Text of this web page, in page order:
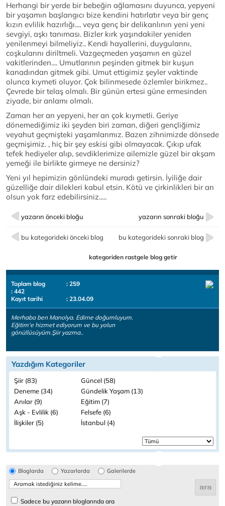
Herhangi bir yerde bir bebeğin ağlamasını duyunca, yepyeni
bir yaşamın başlangıcı bize kendini hatırlatır veya bir genç
kızın evlilik hazırlığı.... veya genç bir delikanlının yeni yeni
sevgiyi, aşkı tanıması. Bizler kırk yaşındakiler yeniden
yenilenmeyi bilmeliyiz.. Kendi hayallerini, duygularını,
coşkularını diriltmeli. Vazgeçmeden yaşamın en güzel
vakitlerinden.... Umutlarının peşinden gitmek bir kuşun
kanadından gitmek gibi. Umut ettigimiz şeyler vaktinde
olunca kıymeti oluyor. Çok bilinmesede özlemler birikmez..
Çevrede bir telaş olmalı. Bir günün ertesi güne ermesinden
ziyade, bir anlamı olmalı.
Zaman her an yepyeni, her an çok kıymetli. Geriye
dönemediğimiz iki şeyden biri zaman, diğeri gençliğimiz
veyahut geçmişteki yaşamlarımız. Bazen zihnimizde dönsede
geçmişimiz. , hiç bir şey eskisi gibi olmayacak. Çıkıp ufak
tefek hediyeler alıp, sevdiklerimize ailemizle güzel bir akşam
yemeği ile birlikte girmeye ne dersiniz?
Yeni yıl hepimizin gönlündeki muradı getirsin. İyiliğe dair
güzelliğe dair dilekleri kabul etsin. Kötü ve çirkinlikleri bir an
olsun yok farz edebilirsiniz.....
yazarın önceki bloğu yazarın sonraki bloğu
bu kategorideki önceki blog bu kategorideki sonraki blog
kategoriden rastgele blog getir
Toplam blog
: 259
: 442
Kayıt tarihi
: 23.04.09
Merhaba ben Manolya. Edirne doğumluyum.
Eğitim'e hizmet ediyorum ve bu yolun
gönüllüsüyüm.Şiir yazma..
Yazdığım Kategoriler
Şiir (83)
Güncel (58)
Deneme (34)
Gündelik Yaşam (13)
Anılar (9)
Eğitim (7)
Aşk - Evlilik (6)
Felsefe (6)
İlişkiler (5)
İstanbul (4)
Bloglarda Yazarlarda Galerilerde
Sadece bu yazarın bloglarında ara